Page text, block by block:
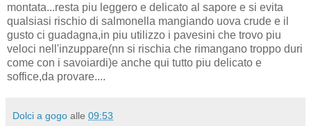
montata...resta piu leggero e delicato al sapore e si evita
qualsiasi rischio di salmonella mangiando uova crude e il
gusto ci guadagna,in piu utilizzo i pavesini che trovo piu
veloci nell'inzuppare(nn si rischia che rimangano troppo duri
come con i savoiardi)e anche qui tutto piu delicato e
soffice,da provare....
Dolci a gogo alle 09:53